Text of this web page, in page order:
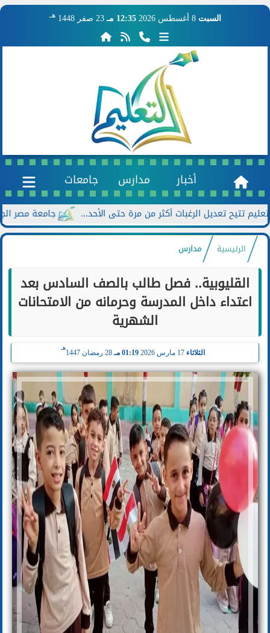
السبت 8 أغسطس 2026 12:35 مـ 23 صفر 1448 هـ
أخبار مدارس جامعات
جامعة مصر الجديدة تعلن خصومات
الرئيسية مدارس
القليوبية.. فصل طالب بالصف السادس بعد
اعتداء داخل المدرسة وحرمانه من الامتحانات
الشهرية
الثلاثاء 17 مارس 2026 01:19 مـ 28 رمضان 1447
هـ